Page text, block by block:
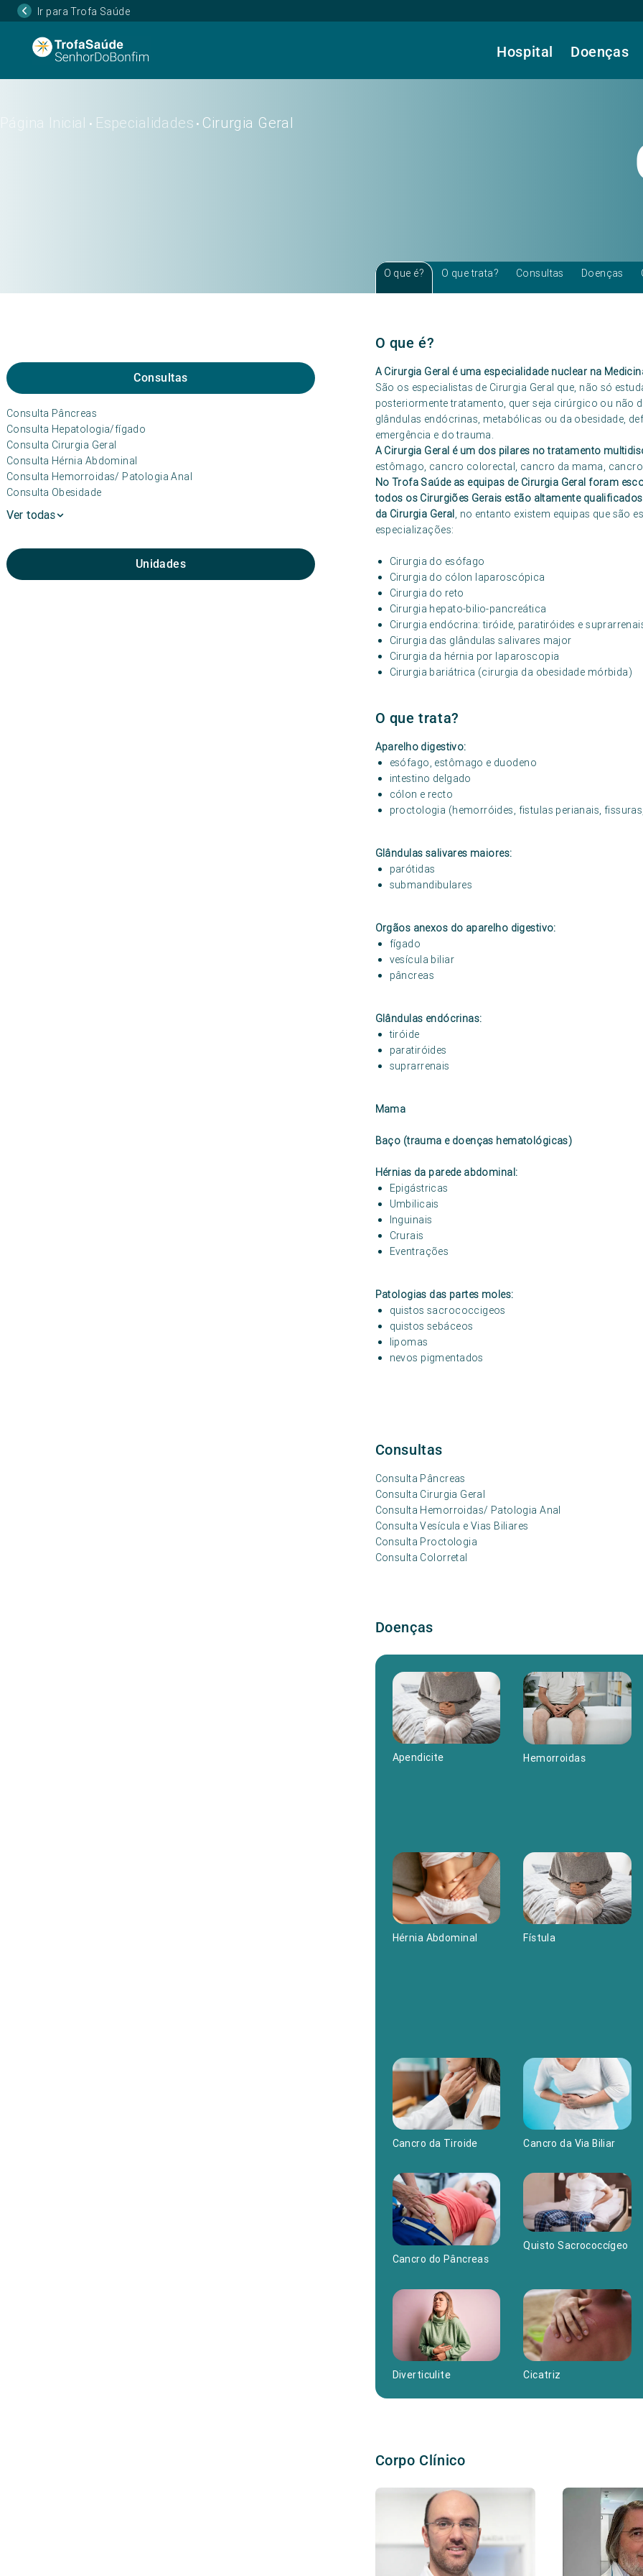
Ir para Trofa Saúde
Hospital Doenças
Página Inicial • Especialidades • Cirurgia Geral
Consultas
Consulta Pâncreas
Consulta Hepatologia/fígado
Consulta Cirurgia Geral
Consulta Hérnia Abdominal
Consulta Hemorroidas/ Patologia Anal
Consulta Obesidade
Ver todas
Unidades
O que é? O que trata? Consultas Doenças
O que é?
A Cirurgia Geral é uma especialidade nuclear na
São os especialistas de Cirurgia Geral que, não só
posteriormente tratamento, quer seja cirúrgico ou não
glândulas endócrinas, metabólicas ou da obesidade,
emergência e do trauma.
A Cirurgia Geral é um dos pilares no tratamento
estômago, cancro colorectal, cancro da mama,
No Trofa Saúde as equipas de Cirurgia Geral foram
todos os Cirurgiões Gerais estão altamente
da Cirurgia Geral, no entanto existem equipas que são
especializações:
Cirurgia do esófago
Cirurgia do cólon laparoscópica
Cirurgia do reto
Cirurgia hepato-bilio-pancreática
Cirurgia endócrina: tiróide, paratiróides e
Cirurgia das glândulas salivares major
Cirurgia da hérnia por laparoscopia
Cirurgia bariátrica (cirurgia da obesidade mórbida)
O que trata?
Aparelho digestivo:
esófago, estômago e duodeno
intestino delgado
cólon e recto
proctologia (hemorróides, fistulas perianais,
Glândulas salivares maiores:
parótidas
submandibulares
Orgãos anexos do aparelho digestivo:
fígado
vesícula biliar
pâncreas
Glândulas endócrinas:
tiróide
paratiróides
suprarrenais
Mama
Baço (trauma e doenças hematológicas)
Hérnias da parede abdominal:
Epigástricas
Umbilicais
Inguinais
Crurais
Eventrações
Patologias das partes moles:
quistos sacrococcigeos
quistos sebáceos
lipomas
nevos pigmentados
Consultas
Consulta Pâncreas
Consulta Cirurgia Geral
Consulta Hemorroidas/ Patologia Anal
Consulta Vesícula e Vias Biliares
Consulta Proctologia
Consulta Colorretal
Doenças
Apendicite Hemorroidas
Hérnia Abdominal Fístula
Cancro da Tiroide Cancro da Via Biliar
Cancro do Pâncreas
Quisto Sacrococcígeo
Diverticulite Cicatriz
Corpo Clínico